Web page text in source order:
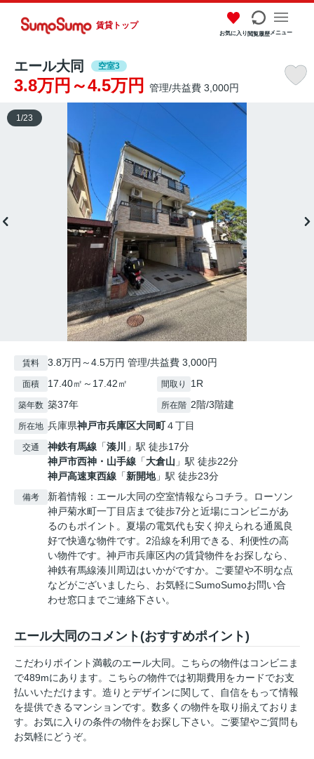
賃貸トップ
お気に入り閲覧履歴メニュー
エール大同 空室3
3.8万円～4.5万円 管理/共益費 3,000円
1 /23
賃料 3.8万円～4.5万円 管理/共益費 3,000円
面積 17.40㎡～17.42㎡ 間取り 1R
築年数 築37年 所在階 2階/3階建
所在地 兵庫県神戸市兵庫区大同町４丁目
交通 神鉄有馬線 「湊川
」駅 徒歩17分
神戸市西神・山手線 「大倉山 」駅 徒歩22分
神戸高速東西線 「新開地」駅 徒歩23分
備考
新着情報：エール大同の空室情報ならコチラ。ローソン
神戸菊水町一丁目店まで徒歩7分と近場にコンビニがあ
るのもポイント。夏場の電気代も安く抑えられる通風良
好で快適な物件です。2沿線を利用できる、利便性の高
い物件です。神戸市兵庫区内の賃貸物件をお探しなら、
神鉄有馬線湊川周辺はいかがですか。ご要望や不明な点
などがございましたら、お気軽にSumoSumoお問い合
わせ窓口までご連絡下さい。
エール大同のコメント(おすすめポイント)
こだわりポイント満載のエール大同。こちらの物件はコンビニま
で489mにあります。こちらの物件では初期費用をカードでお支
払いいただけます。造りとデザインに関して、自信をもって情報
を提供できるマンションです。数多くの物件を取り揃えておりま
す。お気に入りの条件の物件をお探し下さい。ご要望やご質問も
お気軽にどうぞ。